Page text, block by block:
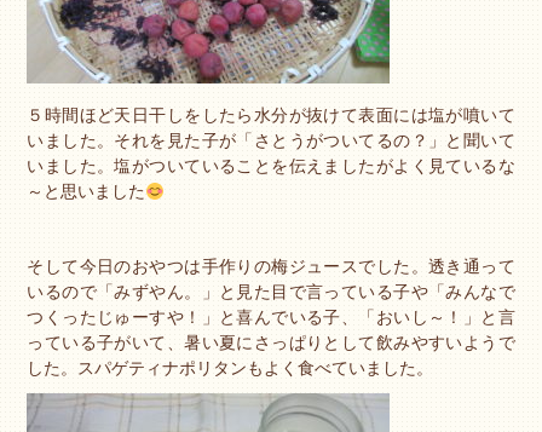
５時間ほど天日干しをしたら水分が抜けて表面には塩が噴いて
いました。それを見た子が「さとうがついてるの？」と聞いて
いました。塩がついていることを伝えましたがよく見ているな
～と思いました
そして今日のおやつは手作りの梅ジュースでした。透き通って
いるので「みずやん。」と見た目で言っている子や「みんなで
つくったじゅーすや！」と喜んでいる子、「おいし～！」と言
っている子がいて、暑い夏にさっぱりとして飲みやすいようで
した。スパゲティナポリタンもよく食べていました。